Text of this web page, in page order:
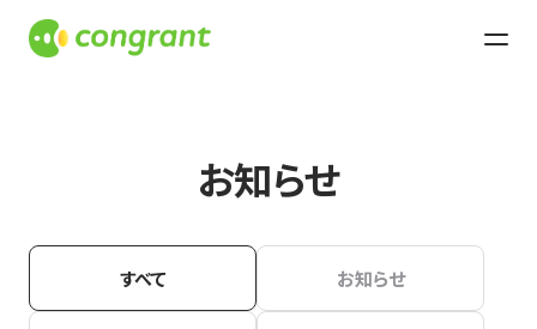
お知らせ
すべて お知らせ